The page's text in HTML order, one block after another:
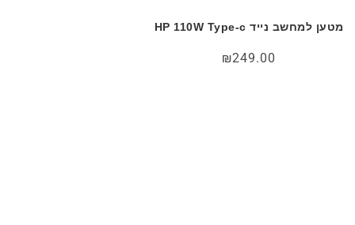
מטען למחשב נייד HP 110W Type-c
₪249.00